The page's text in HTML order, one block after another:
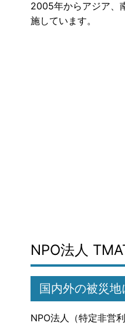
2005年からアジア、
施しています。
NPO法人
国内外の被災
NPO法人（特定非営